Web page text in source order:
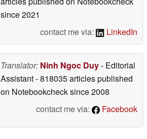
since 2021
contact me via:
LinkedIn
Translator: Ninh Ngoc Duy- Editorial
Assistant- 818035 articles published
on Notebookchecksince 2008
contact me via:
Facebook